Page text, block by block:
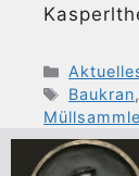
Baukran,